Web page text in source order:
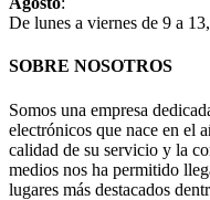
De lunes a viernes de 9 a
SOBRE NOSOTROS
Somos una empresa
electrónicos que nace en el
calidad de su servicio y la
medios nos ha permitido
lugares más destacados